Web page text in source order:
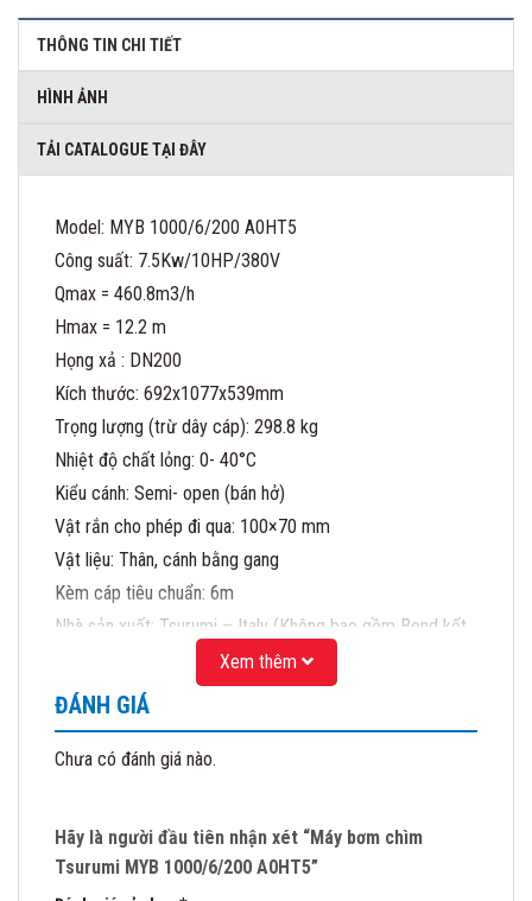
THÔNG TIN CHI TIẾT
HÌNH ẢNH
TẢI CATALOGUE TẠI ĐÂY
Model: MYB 1000/6/200 A0HT5
Công suất: 7.5Kw/10HP/380V
Qmax = 460.8m3/h
Hmax = 12.2 m
Họng xả : DN200
Kích thước: 692x1077x539mm
Trọng lượng (trừ dây cáp): 298.8 kg
Nhiệt độ chất lỏng: 0- 40°C
Kiểu cánh: Semi- open (bán hở)
Vật rắn cho phép đi qua: 100×70 mm
Vật liệu: Thân, cánh bằng gang
Kèm cáp tiêu chuẩn: 6m
Nhà sản xuất: Tsurumi – Italy (Không bao gồm Bend kết
Ngoài ra chúng tôi còn cung cấp các sản phẩm máy thổi
khí chìm Tsurumi, máy khuấy chìm TSurumi, máy bơm
nước MAtra….
Địa chỉ: 41/1277 Giải Phóng- Hoàng Mai- HN
Đại diện Uỷ quyền của hãng bơm Tsurumi – Nhật
Đại diện Uỷ quyền của hãng bơm Matra – Italy
Xem thêm
ĐÁNH GIÁ
Chưa có đánh giá nào.
Hãy là người đầu tiên nhận xét “Máy bơm chìm
Tsurumi MYB 1000/6/200 A0HT5”